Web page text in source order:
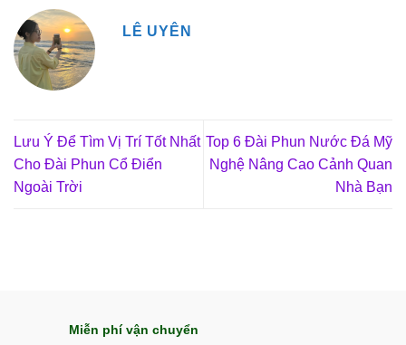
LÊ UYÊN
Lưu Ý Để Tìm Vị Trí Tốt Nhất
Cho Đài Phun Cổ Điển
Ngoài Trời
Top 6 Đài Phun Nước Đá Mỹ
Nghệ Nâng Cao Cảnh Quan
Nhà Bạn
Miễn phí vận chuyển